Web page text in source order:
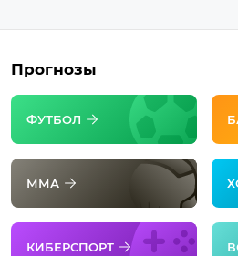
Прогнозы
ФУТБОЛ
ММА
КИБЕРСПОРТ